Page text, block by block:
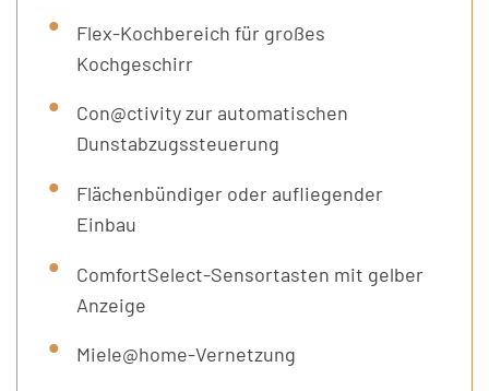
Flex-Kochbereich für großes
Kochgeschirr
Con@ctivity zur automatischen
Dunstabzugssteuerung
Flächenbündiger oder aufliegender
Einbau
ComfortSelect-Sensortasten mit gelber
Anzeige
Miele@home-Vernetzung